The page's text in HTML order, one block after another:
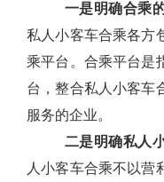
一是明确合乘
私人小客车合乘各方
乘平台。合乘平台是
台，整合私人小客车
服务的企业。
二是明确私人
人小客车合乘不以营